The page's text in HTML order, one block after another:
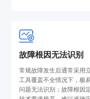
故障根因无法识别
常规故障发生后通常采用
工具覆盖不全情况下，极
问题无法识别；故障根因